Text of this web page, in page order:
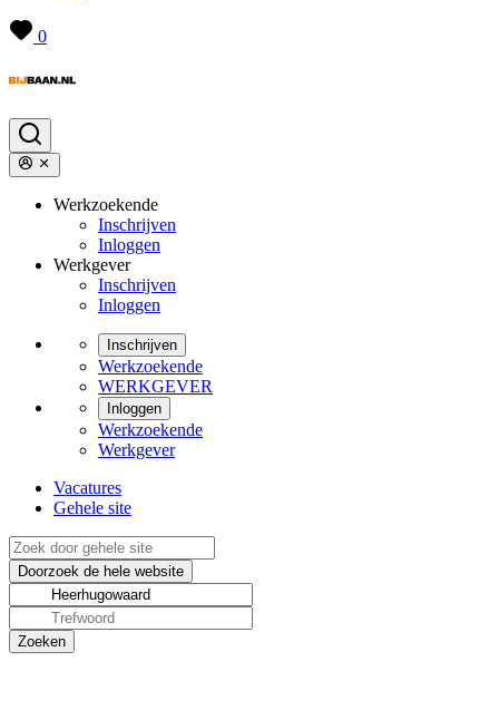
0
Werkzoekende
Inschrijven
Inloggen
Werkgever
Inschrijven
Inloggen
Inschrijven
Werkzoekende
WERKGEVER
Inloggen
Werkzoekende
Werkgever
Vacatures
Gehele site